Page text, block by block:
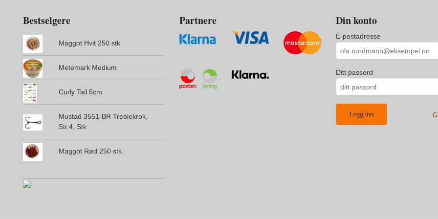
Bestselgere
Maggot Hvit 250 stk
Metemark Medium
Curly Tail 5cm
Mustad 3551-BR Treblekrok,
Str.4, Stk
Maggot Rød 250 stk.
Partnere Din konto
E-postadresse
Ditt passord